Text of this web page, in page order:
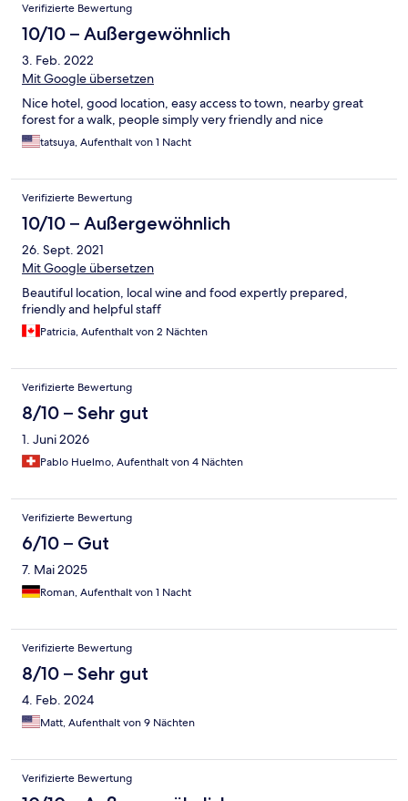
Verifizierte Bewertung
10/10 – Außergewöhnlich
3. Feb. 2022
Mit Google übersetzen
Nice hotel, good location, easy access to town, nearby great
forest for a walk, people simply very friendly and nice
tatsuya, Aufenthalt von 1 Nacht
Verifizierte Bewertung
10/10 – Außergewöhnlich
26. Sept. 2021
Mit Google übersetzen
Beautiful location, local wine and food expertly prepared,
friendly and helpful staff
Patricia, Aufenthalt von 2 Nächten
Verifizierte Bewertung
8/10 – Sehr gut
1. Juni 2026
Pablo Huelmo, Aufenthalt von 4 Nächten
Verifizierte Bewertung
6/10 – Gut
7. Mai 2025
Roman, Aufenthalt von 1 Nacht
Verifizierte Bewertung
8/10 – Sehr gut
4. Feb. 2024
Matt, Aufenthalt von 9 Nächten
Verifizierte Bewertung